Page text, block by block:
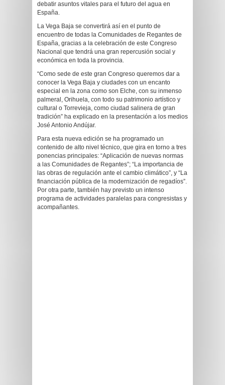
debatir asuntos vitales para el futuro del agua en
España.
La Vega Baja se convertirá así en el punto de
encuentro de todas la Comunidades de Regantes de
España, gracias a la celebración de este Congreso
Nacional que tendrá una gran repercusión social y
económica en toda la provincia.
“Como sede de este gran Congreso queremos dar a
conocer la Vega Baja y ciudades con un encanto
especial en la zona como son Elche, con su inmenso
palmeral, Orihuela, con todo su patrimonio artístico y
cultural o Torrevieja, como ciudad salinera de gran
tradición” ha explicado en la presentación a los medios
José Antonio Andújar.
Para esta nueva edición se ha programado un
contenido de alto nivel técnico, que gira en torno a tres
ponencias principales: “Aplicación de nuevas normas
a las Comunidades de Regantes”; “La importancia de
las obras de regulación ante el cambio climático”, y “La
financiación pública de la modernización de regadíos”.
Por otra parte, también hay previsto un intenso
programa de actividades paralelas para congresistas y
acompañantes.